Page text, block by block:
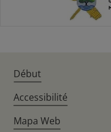
Début
Accessibilité
Mapa Web